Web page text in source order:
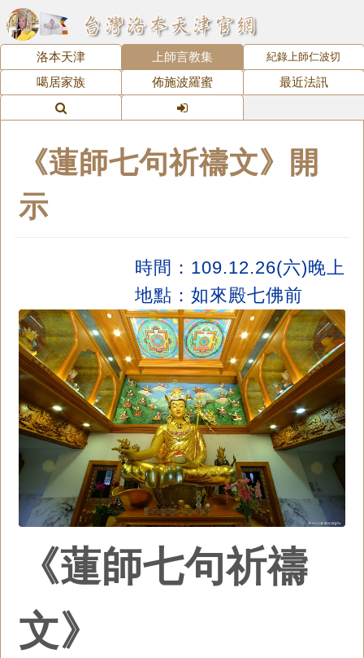
洛本天津 上師言教集 紀錄上師仁波切
噶居家族 佈施波羅蜜 最近法訊
《蓮師七句祈禱文》開
示
時間：109.12.26(六)晚上
地點：如來殿七佛前
《蓮師七句祈禱
文》